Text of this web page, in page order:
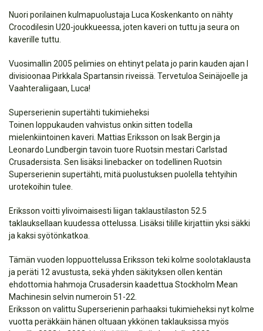
Nuori porilainen kulmapuolustaja Luca Koskenkanto on nähty
Crocodilesin U20-joukkueessa, joten kaveri on tuttu ja seura on
kaverille tuttu.
Vuosimallin 2005 pelimies on ehtinyt pelata jo parin kauden ajan I
divisioonaa Pirkkala Spartansin riveissä. Tervetuloa Seinäjoelle ja
Vaahteraliigaan, Luca!
Superserienin supertähti tukimieheksi
Toinen loppukauden vahvistus onkin sitten todella
mielenkiintoinen kaveri. Mattias Eriksson on Isak Bergin ja
Leonardo Lundbergin tavoin tuore Ruotsin mestari Carlstad
Crusadersista. Sen lisäksi linebacker on todellinen Ruotsin
Superserienin supertähti, mitä puolustuksen puolella tehtyihin
urotekoihin tulee.
Eriksson voitti ylivoimaisesti liigan taklaustilaston 52.5
taklauksellaan kuudessa ottelussa. Lisäksi tilille kirjattiin yksi säkki
ja kaksi syötönkatkoa.
Tämän vuoden loppuottelussa Eriksson teki kolme soolotaklausta
ja peräti 12 avustusta, sekä yhden säkityksen ollen kentän
ehdottomia hahmoja Crusadersin kaadettua Stockholm Mean
Machinesin selvin numeroin 51-22.
Eriksson on valittu Superserienin parhaaksi tukimieheksi nyt kolme
vuotta peräkkäin hänen oltuaan ykkönen taklauksissa myös